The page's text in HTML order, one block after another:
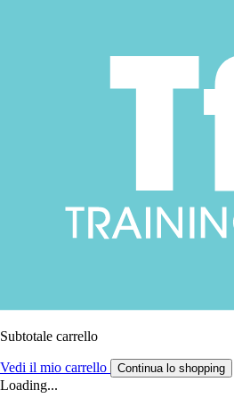
Subtotale carrello
Vedi il mio carrello Continua lo shopping
Loading...